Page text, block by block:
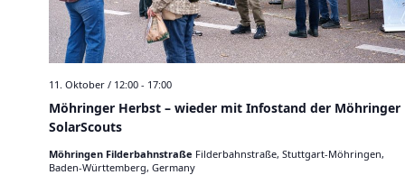
D
e
g
e
r
c
Möhringer Herbst – wieder mit Infostand der Möhringer
SolarScouts
11. Oktober / 12:00 - 17:00
Möhringen Filderbahnstraße Filderbahnstraße, Stuttgart-Möhringen,
Baden-Württemberg, Germany